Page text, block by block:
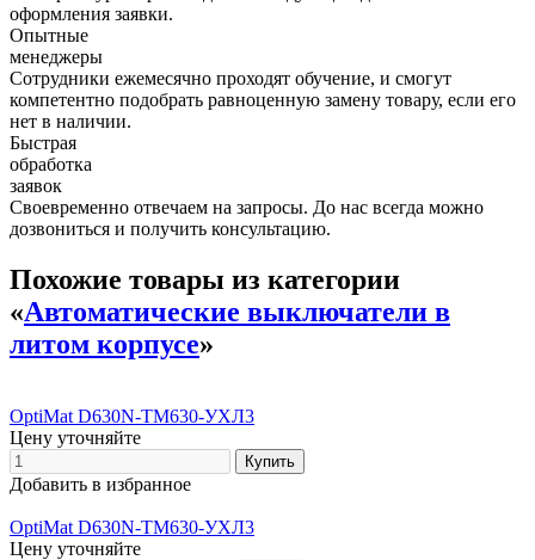
оформления заявки.
Опытные
менеджеры
Сотрудники ежемесячно проходят обучение, и смогут
компетентно подобрать равноценную замену товару, если его
нет в наличии.
Быстрая
обработка
заявок
Своевременно отвечаем на запросы. До нас всегда можно
дозвониться и получить консультацию.
Похожие товары из категории
«Автоматические выключатели в
литом корпусе»
OptiMat D630N-TM630-УХЛ3
Цену уточняйте
Добавить в избранное
OptiMat D630N-TM630-УХЛ3
Цену уточняйте